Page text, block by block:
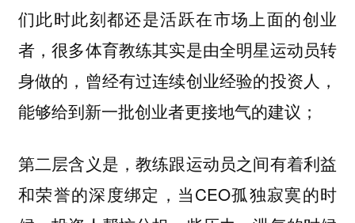
们此时此刻都还是活跃在市场上面的创业
者，很多体育教练其实是由全明星运动员转
身做的，曾经有过连续创业经验的投资人，
能够给到新一批创业者更接地气的建议；
第二层含义是，教练跟运动员之间有着利益
和荣誉的深度绑定，当CEO孤独寂寞的时